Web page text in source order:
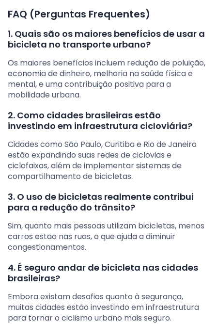
FAQ (Perguntas Frequentes)
1. Quais são os maiores benefícios de usar a
bicicleta no transporte urbano?
Os maiores benefícios incluem redução de poluição,
economia de dinheiro, melhoria na saúde física e
mental, e uma contribuição positiva para a
mobilidade urbana.
2. Como cidades brasileiras estão
investindo em infraestrutura cicloviária?
Cidades como São Paulo, Curitiba e Rio de Janeiro
estão expandindo suas redes de ciclovias e
ciclofaixas, além de implementar sistemas de
compartilhamento de bicicletas.
3. O uso de bicicletas realmente contribui
para a redução do trânsito?
Sim, quanto mais pessoas utilizam bicicletas, menos
carros estão nas ruas, o que ajuda a diminuir
congestionamentos.
4. É seguro andar de bicicleta nas cidades
brasileiras?
Embora existam desafios quanto à segurança,
muitas cidades estão investindo em infraestrutura
para tornar o ciclismo urbano mais seguro.